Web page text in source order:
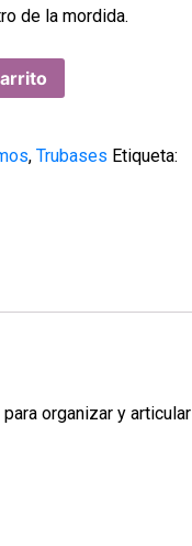
de la mordida.
, Trubases Etiqueta:
organizar y articular